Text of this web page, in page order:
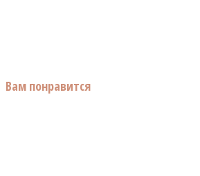
Вам понравится